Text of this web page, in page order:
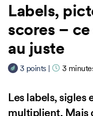
Labels,
scores –
au juste
3 points | 3
Les labels, sigles
multiplient. Mais